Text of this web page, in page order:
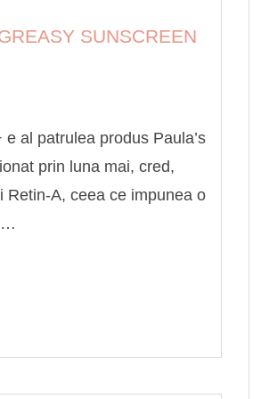
SUNSCREEN
al patrulea produs Paula’s
prin luna mai, cred,
Retin-A, ceea ce impunea o
…